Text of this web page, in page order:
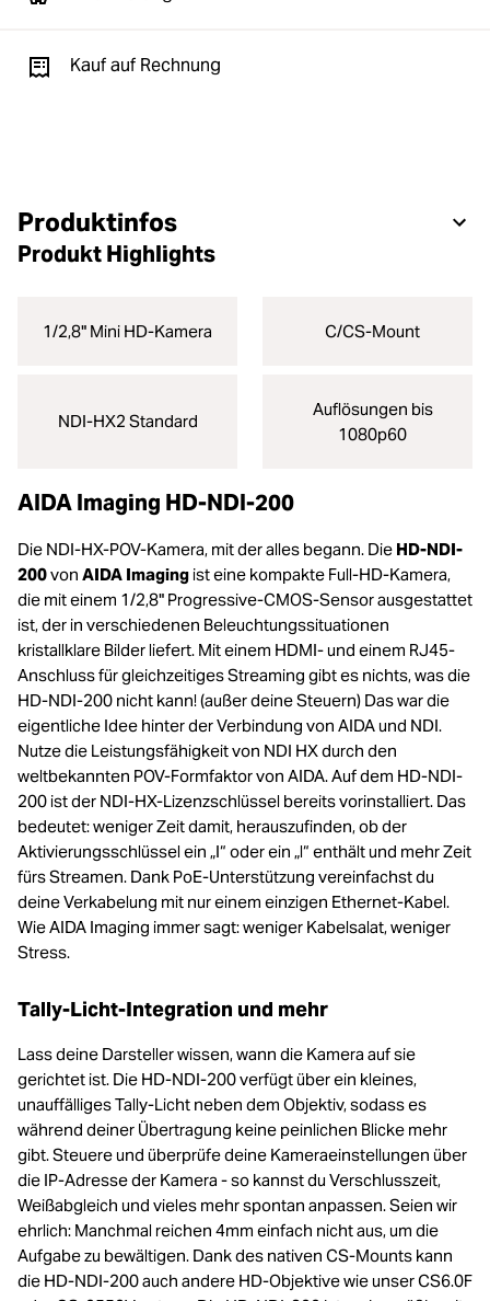
Kauf auf Rechnung
Produktinfos
Produkt Highlights
1/2,8" Mini HD-Kamera C/CS-Mount
NDI-HX2 Standard
Auflösungen bis
1080p60
AIDA Imaging HD-NDI-200
Die NDI-HX-POV-Kamera, mit der alles begann. Die HD-NDI-
200von AIDA Imaging ist eine kompakte Full-HD-Kamera,
die mit einem 1/2,8" Progressive-CMOS-Sensor ausgestattet
ist, der in verschiedenen Beleuchtungssituationen
kristallklare Bilder liefert. Mit einem HDMI- und einem RJ45-
Anschluss für gleichzeitiges Streaming gibt es nichts, was die
HD-NDI-200 nicht kann! (außer deine Steuern) Das war die
eigentliche Idee hinter der Verbindung von AIDA und NDI.
Nutze die Leistungsfähigkeit von NDI HX durch den
weltbekannten POV-Formfaktor von AIDA. Auf dem HD-NDI-
200 ist der NDI-HX-Lizenzschlüssel bereits vorinstalliert. Das
bedeutet: weniger Zeit damit, herauszufinden, ob der
Aktivierungsschlüssel ein „I“ oder ein „l“ enthält und mehr Zeit
fürs Streamen. Dank PoE-Unterstützung vereinfachst du
deine Verkabelung mit nur einem einzigen Ethernet-Kabel.
Wie AIDA Imaging immer sagt: weniger Kabelsalat, weniger
Stress.
Tally-Licht-Integration und mehr
Lass deine Darsteller wissen, wann die Kamera auf sie
gerichtet ist. Die HD-NDI-200 verfügt über ein kleines,
unauffälliges Tally-Licht neben dem Objektiv, sodass es
während deiner Übertragung keine peinlichen Blicke mehr
gibt. Steuere und überprüfe deine Kameraeinstellungen über
die IP-Adresse der Kamera - so kannst du Verschlusszeit,
Weißabgleich und vieles mehr spontan anpassen. Seien wir
ehrlich: Manchmal reichen 4mm einfach nicht aus, um die
Aufgabe zu bewältigen. Dank des nativen CS-Mounts kann
die HD-NDI-200 auch andere HD-Objektive wie unser CS6.0F